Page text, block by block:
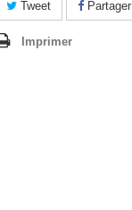
Tweet Partager
Imprimer